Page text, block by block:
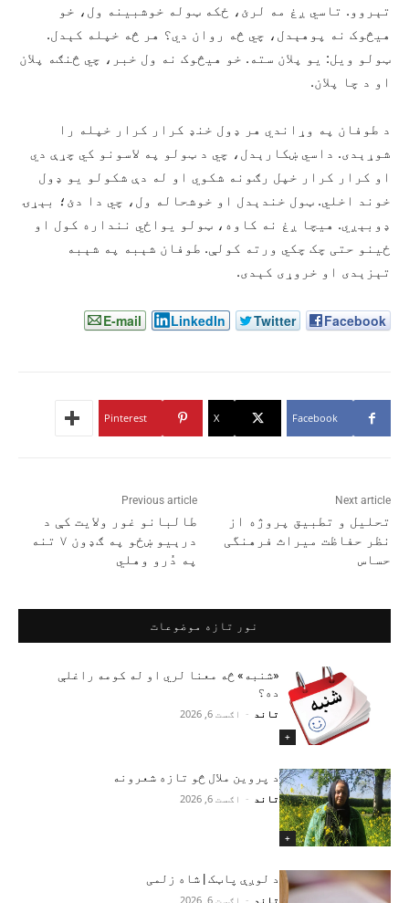
تېروو. تاسي ږغ مه لرئ، ځکه ټوله خوشبينه ول، خو
هيڅوک نه پوهېدل، چي څه روان دي؟ هر څه خپله کېدل.
ټولو ويل: يو پلان سته. خو هيڅوک نه ول خبر، چي څنګه پلان
او د چا پلان.
د طوفان په وړاندي هر ډول خنډ کرار کرار خپله را
شوړېدی. داسي ښکارېدل، چي د ټولو په لاسونو کي چړې دي
او کرار کرار خپل رګونه شکوي او له دې شکولو يو ډول
خوند اخلي. ټول خندېدل او خوشحاله ول، چي دا دئ؛ بېړۍ
ډوبېږي. هيچا ږغ نه کاوه، ټولو يواځي ننداره کول او
ځينو حتی چک چکي ورته کولې. طوفان شېبه په شېبه
تېزېدی او خروړى کېدی.
Facebook
Twitter
LinkedIn
E-mail
Facebook
X
Pinterest
Previous article
طالبانو غور ولایت کې د
درېیو ښځو په ګډون ۷ تنه
په دُرو وهلي
Next article
تحلیل و تطبیق پروژه از
نظر حفاظت میراث فرهنگی
حساس
نور تازه موضوعات
+
«شنبه» څه معنا لري او له کومه راغلې
ده؟
تاند - اګست 6, 2026
+
د پروین ملال څو تازه شعرونه
تاند - اګست 6, 2026
د لوږې پاټک | شاه زلمی
تاند - اګست 6, 2026